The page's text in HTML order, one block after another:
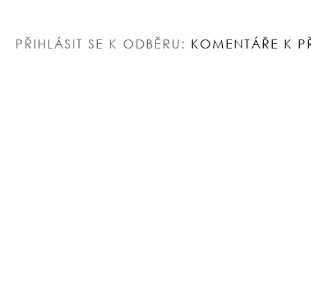
PŘIHLÁSIT SE K ODBĚRU: KOMENTÁŘE K